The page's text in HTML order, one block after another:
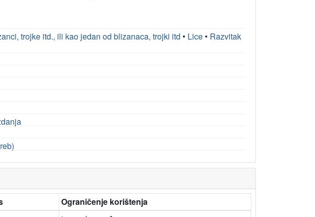
trojke itd., ili kao jedan od blizanaca, trojki itd • Lice • Razvitak
Ograničenje korištenja